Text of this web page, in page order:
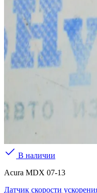
В наличии
Acura MDX 07-13
Датчик скорости